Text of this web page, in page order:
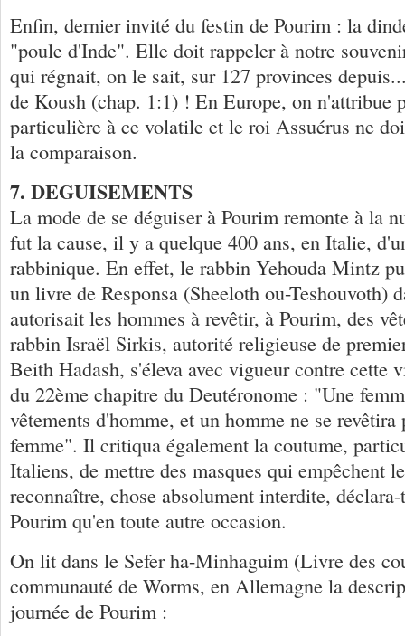
Enfin, dernier invité du festin de Pourim : la
"poule d'Inde". Elle doit rappeler à notre
qui régnait, on le sait, sur 127 provinces
de Koush (chap. 1:1) ! En Europe, on n'attribue
particulière à ce volatile et le roi Assuérus ne
la comparaison.
7. DEGUISEMENTS
La mode de se déguiser à Pourim remonte à la
fut la cause, il y a quelque 400 ans, en Italie,
rabbinique. En effet, le rabbin Yehouda Mintz
un livre de Responsa (Sheeloth ou-Teshouvoth)
autorisait les hommes à revêtir, à Pourim, des
rabbin Israël Sirkis, autorité religieuse de
Beith Hadash, s'éleva avec vigueur contre cette
du 22ème chapitre du Deutéronome : "Une
vêtements d'homme, et un homme ne se revêtira
femme". Il critiqua également la coutume,
Italiens, de mettre des masques qui empêchent
reconnaître, chose absolument interdite,
Pourim qu'en toute autre occasion.
On lit dans le Sefer ha-Minhaguim (Livre des
communauté de Worms, en Allemagne la
journée de Pourim :